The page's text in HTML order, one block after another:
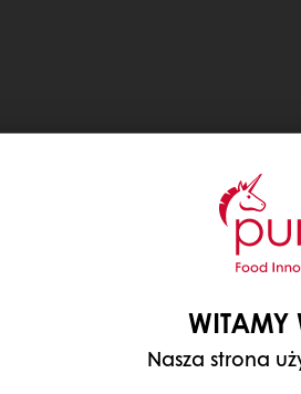
WITAMY
Nasza strona